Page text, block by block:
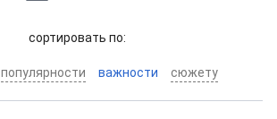
cортировать по:
популярности важности сюжету